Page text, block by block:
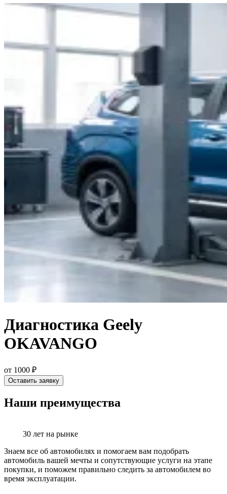
Диагностика Geely
OKAVANGO
от 1000 ₽
Оставить заявку
Наши преимущества
30 лет на рынке
Знаем все об автомобилях и помогаем вам подобрать
автомобиль вашей мечты и сопутствующие услуги на этапе
покупки, и поможем правильно следить за автомобилем во
время эксплуатации.